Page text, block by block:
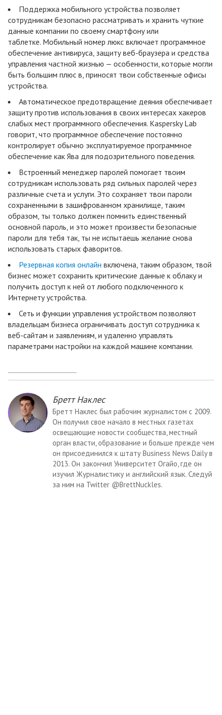
Поддержка мобильного устройства позволяет
сотрудникам безопасно рассматривать и хранить чуткие
данные компании по своему смартфону или
таблетке. Мобильный номер люкс включает программное
обеспечение антивируса, защиту веб-браузера и средства
управления частной жизнью — особенности, которые могли
быть большим плюс в, приносят твои собственные офисы
устройства.
Автоматическое предотвращение деяния обеспечивает
защиту против использования в своих интересах хакеров
слабых мест программного обеспечения. Kaspersky Lab
говорит, что программное обеспечение постоянно
контролирует обычно эксплуатируемое программное
обеспечение как Ява для подозрительного поведения.
Встроенный менеджер паролей помогает твоим
сотрудникам использовать ряд сильных паролей через
различные счета и услуги. Это сохраняет твои пароли
сохраненными в зашифрованном хранилище, таким
образом, ты только должен помнить единственный
основной пароль, и это может произвести безопасные
пароли для тебя так, ты не испытаешь желание снова
использовать старых фаворитов.
Резервная копия онлайн включена, таким образом, твой
бизнес может сохранить критические данные к облаку и
получить доступ к ней от любого подключенного к
Интернету устройства.
Сеть и функции управления устройством позволяют
владельцам бизнеса ограничивать доступ сотрудника к
веб-сайтам и заявлениям, и удаленно управлять
параметрами настройки на каждой машине компании.
Бретт Наклес
Бретт Наклес был рабочим журналистом с 2009.
Он получил свое начало в местных газетах
освещающие новости сообщества, местный
орган власти, образование и больше прежде чем
он присоединился к штату Business News Daily в
2013. Он закончил Университет Огайо, где он
изучил Журналистику и английский язык. Следуй
за ним на Twitter @BrettNuckles.